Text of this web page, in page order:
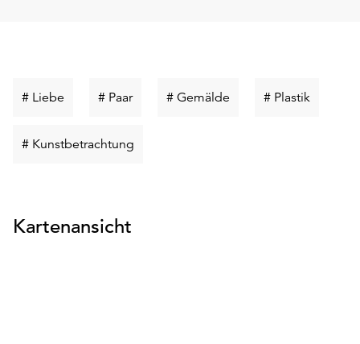
# Liebe Schlüsselwort
# PaarSchlüsselwort
# Gemälde Schlüsselwort
# Plastik
# Kunstbetrachtung
Kartenansicht